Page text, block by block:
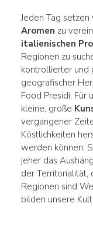
Jeden Tag
Aromen zu
italienischen
Regionen zu
kontrollierter und
geografischer
Food Presidi. Für
kleine, große
vergangener
Köstlichkeiten
werden können.
jeher das
der Territorialität,
Regionen sind
bilden unsere